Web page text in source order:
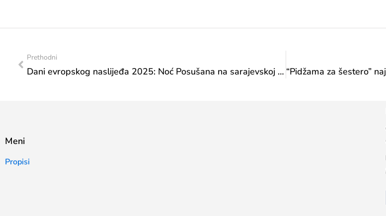
Prethodni
Dani evropskog naslijeđa 2025: Noć Posušana na sarajevskoj Šetnici o kojoj će se dugo pričati
Meni
Propisi